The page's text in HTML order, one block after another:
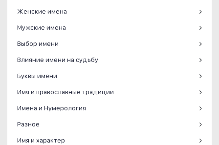
Женские имена
Мужские имена
Выбор имени
Влияние имени на судьбу
Буквы имени
Имя и православные традиции
Имена и Нумерология
Разное
Имя и характер